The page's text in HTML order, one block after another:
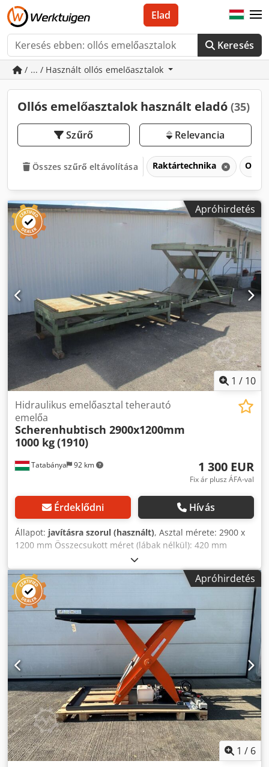
Keresés
Elad
/ ... / Használt ollós emelőasztalok
Ollós emelőasztalok használt eladó (35)
Szűrő Relevancia
Összes szűrő eltávolítása Raktártechnika
Apróhirdetés
1 / 10
Tatabánya 92 km
Hidraulikus emelőasztal teherautó
emelőa
Scherenhubtisch 2900x1200mm
1000 kg(1910)
1 300 EUR
Fix ár plusz ÁFA-val
Érdeklődni Hívás
Állapot: javításra szorul (használt), Asztal mérete: 2900 x
1200 mm Összecsukott méret (lábak nélkül): 420 mm
Djdpfoik Hbzjx Ad Seck Nyitott méret: (lábak nélkül): 1700
mm hidraulikus egység nélkül! Mennyiség: 1 db Ár/db
Apróhirdetés
1 / 6